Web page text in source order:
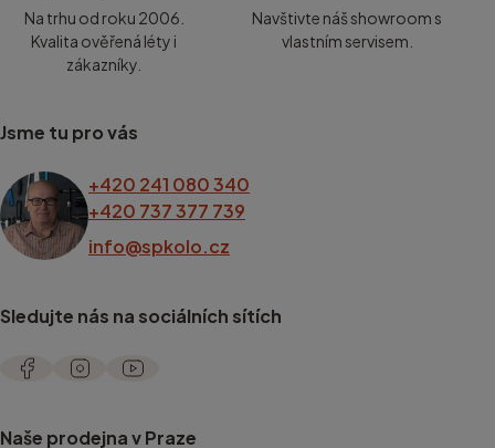
Na trhu od roku 2006.
Kvalita ověřená léty i
zákazníky.
Navštivte náš showroom s
vlastním servisem.
Jsme tu pro vás
+420 241 080 340
+420 737 377 739
info@spkolo.cz
Sledujte nás na sociálních sítích
Naše prodejna v Praze